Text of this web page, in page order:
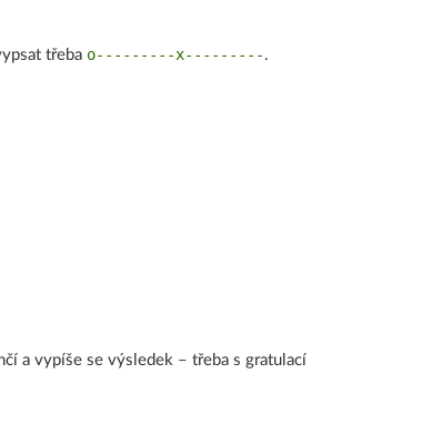
třeba o---------x--------- .
a vypíše se výsledek – třeba s gratulací